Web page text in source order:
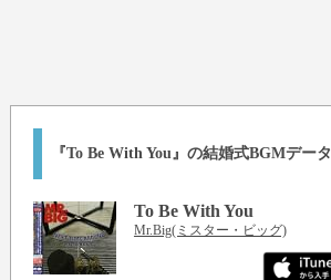
『To Be With You』の結婚式BGMデータ
To Be With You
Mr.Big(ミスター・ビッグ)